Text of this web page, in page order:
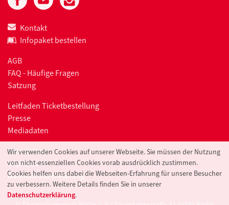
Kontakt
Infopaket bestellen
AGB
FAQ - Häufige Fragen
Satzung
Leitfaden Ticketbestellung
Presse
Mediadaten
Newsletter
Impressum
Datenschutzerklärung
Wir verwenden Cookies auf unserer Webseite. Sie müssen der Nutzung
von nicht-essenziellen Cookies vorab ausdrücklich zustimmen.
Cookies helfen uns dabei die Webseiten-Erfahrung für unsere Besucher
zu verbessern. Weitere Details finden Sie in unserer
Datenschutzerklärung.